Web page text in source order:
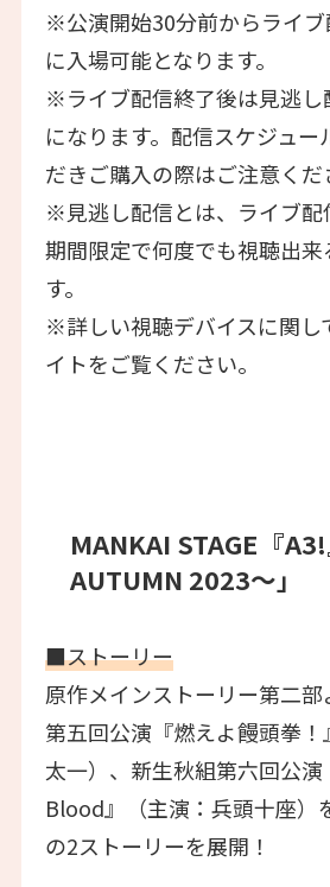
※公演開始30分前からライ
に入場可能となります。
※ライブ配信終了後は見逃し
になります。配信スケジュー
だきご購入の際はご注意くだ
※見逃し配信とは、ライブ配
期間限定で何度でも視聴出
す。
※詳しい視聴デバイスに関し
イトをご覧ください。
MANKAI STAGE『
AUTUMN 2023～」
■ストーリー
原作メインストーリー第二
第五回公演『燃えよ饅頭拳
太一）、新生秋組第六回公
Blood』（主演：兵頭十座）
の2ストーリーを展開！